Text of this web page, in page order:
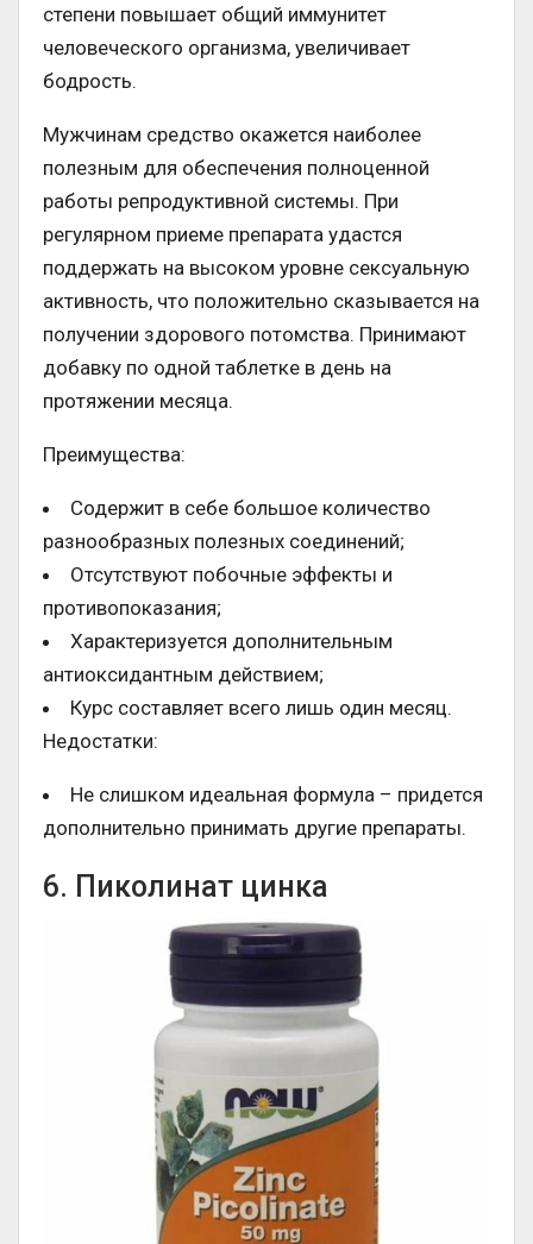
степени повышает общий иммунитет
человеческого организма, увеличивает
бодрость.
Мужчинам средство окажется наиболее
полезным для обеспечения полноценной
работы репродуктивной системы. При
регулярном приеме препарата удастся
поддержать на высоком уровне сексуальную
активность, что положительно сказывается на
получении здорового потомства. Принимают
добавку по одной таблетке в день на
протяжении месяца.
Преимущества:
Содержит в себе большое количество
разнообразных полезных соединений;
Отсутствуют побочные эффекты и
противопоказания;
Характеризуется дополнительным
антиоксидантным действием;
Курс составляет всего лишь один месяц.
Недостатки:
Не слишком идеальная формула – придется
дополнительно принимать другие препараты.
6. Пиколинат цинка